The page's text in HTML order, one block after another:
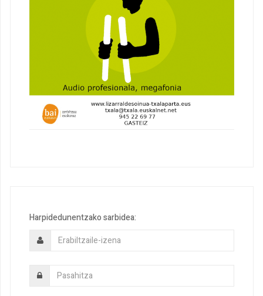
Harpidedunentzako sarbidea: